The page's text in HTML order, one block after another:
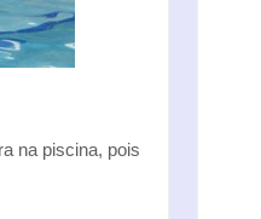
na piscina, pois